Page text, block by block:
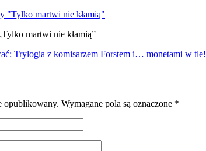
martwi nie kłamią”
Trylogia z komisarzem Forstem i… monetami w tle!
opublikowany. Wymagane pola są oznaczone *